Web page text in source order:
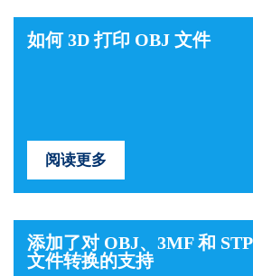
如何 3D 打印 OBJ 文件
阅读更多
添加了对 OBJ、3MF 和 STP
文件转换的支持